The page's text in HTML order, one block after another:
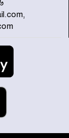
সম্ভাবনা, যা
প্রতীক
স্মৃতি: শহীদ